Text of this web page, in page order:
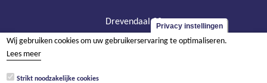
Drevendaal 30
BE - 2860 Sint-Katelijne-Waver
Privacy instellingen
Wij gebruiken cookies om uw gebruikerservaring te optimaliseren.
Lees meer
Strikt noodzakelijke cookies